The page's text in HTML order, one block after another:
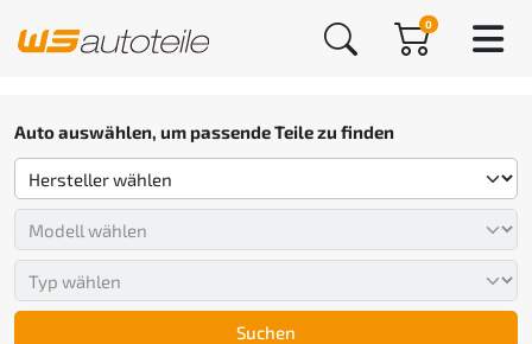
0
Auto auswählen, um passende Teile zu finden
Suchen